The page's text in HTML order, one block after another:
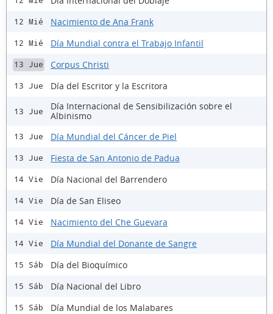
12 Mié Nacimiento de Ana Frank
12 Mié Día Mundial contra el Trabajo Infantil
13 Jue Corpus Christi
13 Jue Día del Escritor y la Escritora
13 Jue
Día Internacional de Sensibilización sobre el
Albinismo
13 Jue Día Mundial del Cáncer de Piel
13 Jue Fiesta de San Antonio de Padua
14 Vie Día Nacional del Barrendero
14 Vie Día de San Eliseo
14 Vie Nacimiento del Che Guevara
14 Vie Día Mundial del Donante de Sangre
15 Sáb Día del Bioquímico
15 Sáb Día Nacional del Libro
15 Sáb Día Mundial de los Malabares